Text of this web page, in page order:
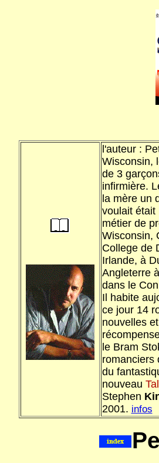
l'auteur :
Wisconsin,
de 3
infirmière.
la mère un
voulait était
métier de
Wisconsin,
College de
Irlande, à
Angleterre
dans le
Il habite
ce jour 14
nouvelles
le Bram
romanciers
du
nouveau
Stephen
2001. infos